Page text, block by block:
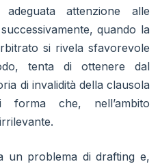
attenzione alle
quando la
si rivela sfavorevole
tenta di ottenere dal
di invalidità della clausola
che, nell’ambito
un problema di drafting e,